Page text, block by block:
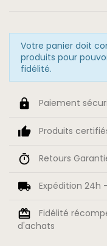
Votre panier doit
produits pour
fidélité.
Paiement
Produits
Retours
Expédition 24h
Fidélité
d'achats